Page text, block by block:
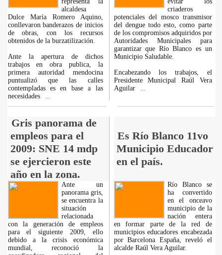
alcaldesa
Dulce María Romero Aquino,
conllevaron banderazos de inicios
de obras, con los recursos
obtenidos de la burzatilización.
Ante la apertura de dichos
trabajos en obra publica, la
primera autoridad mendocina
puntualizó que las calles
contempladas es en base a las
necesidades
criaderos
potenciales del mosco transmisor
del dengue todo esto, como parte
de los compromisos adquiridos por
Autoridades Municipales para
garantizar que Río Blanco es un
Municipio Saludable.
Encabezando los trabajos, el
Presidente Municipal Raúl Vera
Aguilar
Gris panorama de
empleos para el
2009: SNE 14 mdp
se ejercieron este
año en la zona.
Es Río Blanco 11vo
Municipio Educador
en el país.
Ante un
panorama gris,
se encuentra la
situación
relacionada
con la generación de empleos
para el siguiente 2009, ello
debido a la crisis económica
mundial, reconoció la
Río Blanco se
ha convertido
en el onceavo
municipio de la
nación entera
en formar parte de la red de
municipios educadores encabezada
por Barcelona España, reveló el
alcalde Raúl Vera Aguilar.